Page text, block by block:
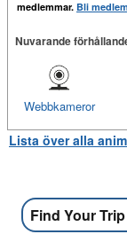
medlemmar. Bli
Nuvarande
Webbkameror
Lista över alla
Find Your Trip